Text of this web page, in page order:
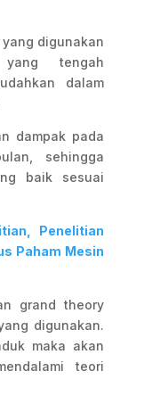
digunakan
tengah
dalam
dampak pada
sehingga
baik sesuai
Penelitian
Paham Mesin
grand theory
digunakan.
maka akan
teori